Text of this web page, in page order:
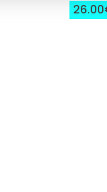
26.00